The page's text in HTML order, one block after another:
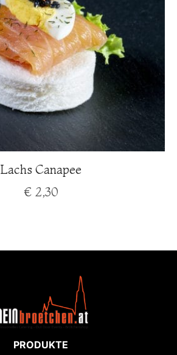
Lachs Canapee
€ 2,30
PRODUKTE